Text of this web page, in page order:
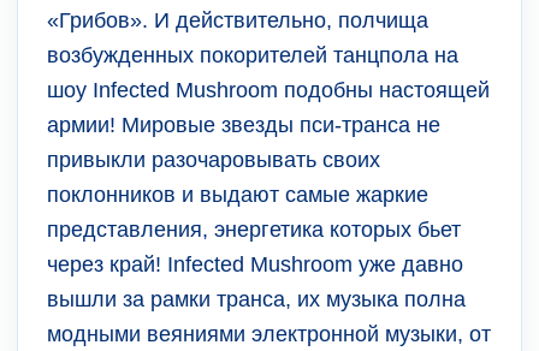
«Грибов». И действительно, полчища
возбужденных покорителей танцпола на
шоу Infected Mushroom подобны настоящей
армии! Мировые звезды пси-транса не
привыкли разочаровывать своих
поклонников и выдают самые жаркие
представления, энергетика которых бьет
через край! Infected Mushroom уже давно
вышли за рамки транса, их музыка полна
модными веяниями электронной музыки, от